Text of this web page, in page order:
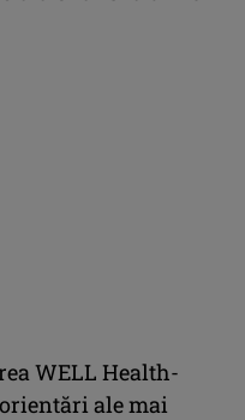
WELL Health-
orientări ale mai